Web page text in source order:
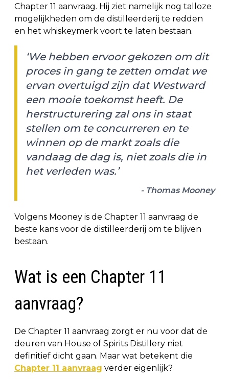
Chapter 11 aanvraag. Hij ziet namelijk nog talloze
mogelijkheden om de distilleerderij te redden
en het whiskeymerk voort te laten bestaan.
‘We hebben ervoor gekozen om dit
proces in gang te zetten omdat we
ervan overtuigd zijn dat Westward
een mooie toekomst heeft. De
herstructurering zal ons in staat
stellen om te concurreren en te
winnen op de markt zoals die
vandaag de dag is, niet zoals die in
het verleden was.’
- Thomas Mooney
Volgens Mooney is de Chapter 11 aanvraag de
beste kans voor de distilleerderij om te blijven
bestaan.
Wat is een Chapter 11
aanvraag?
De Chapter 11 aanvraag zorgt er nu voor dat de
deuren van House of Spirits Distillery niet
definitief dicht gaan. Maar wat betekent die
Chapter 11 aanvraag verder eigenlijk?